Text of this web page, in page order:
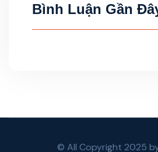
Bình Luận Gần
© All Copyright 2025